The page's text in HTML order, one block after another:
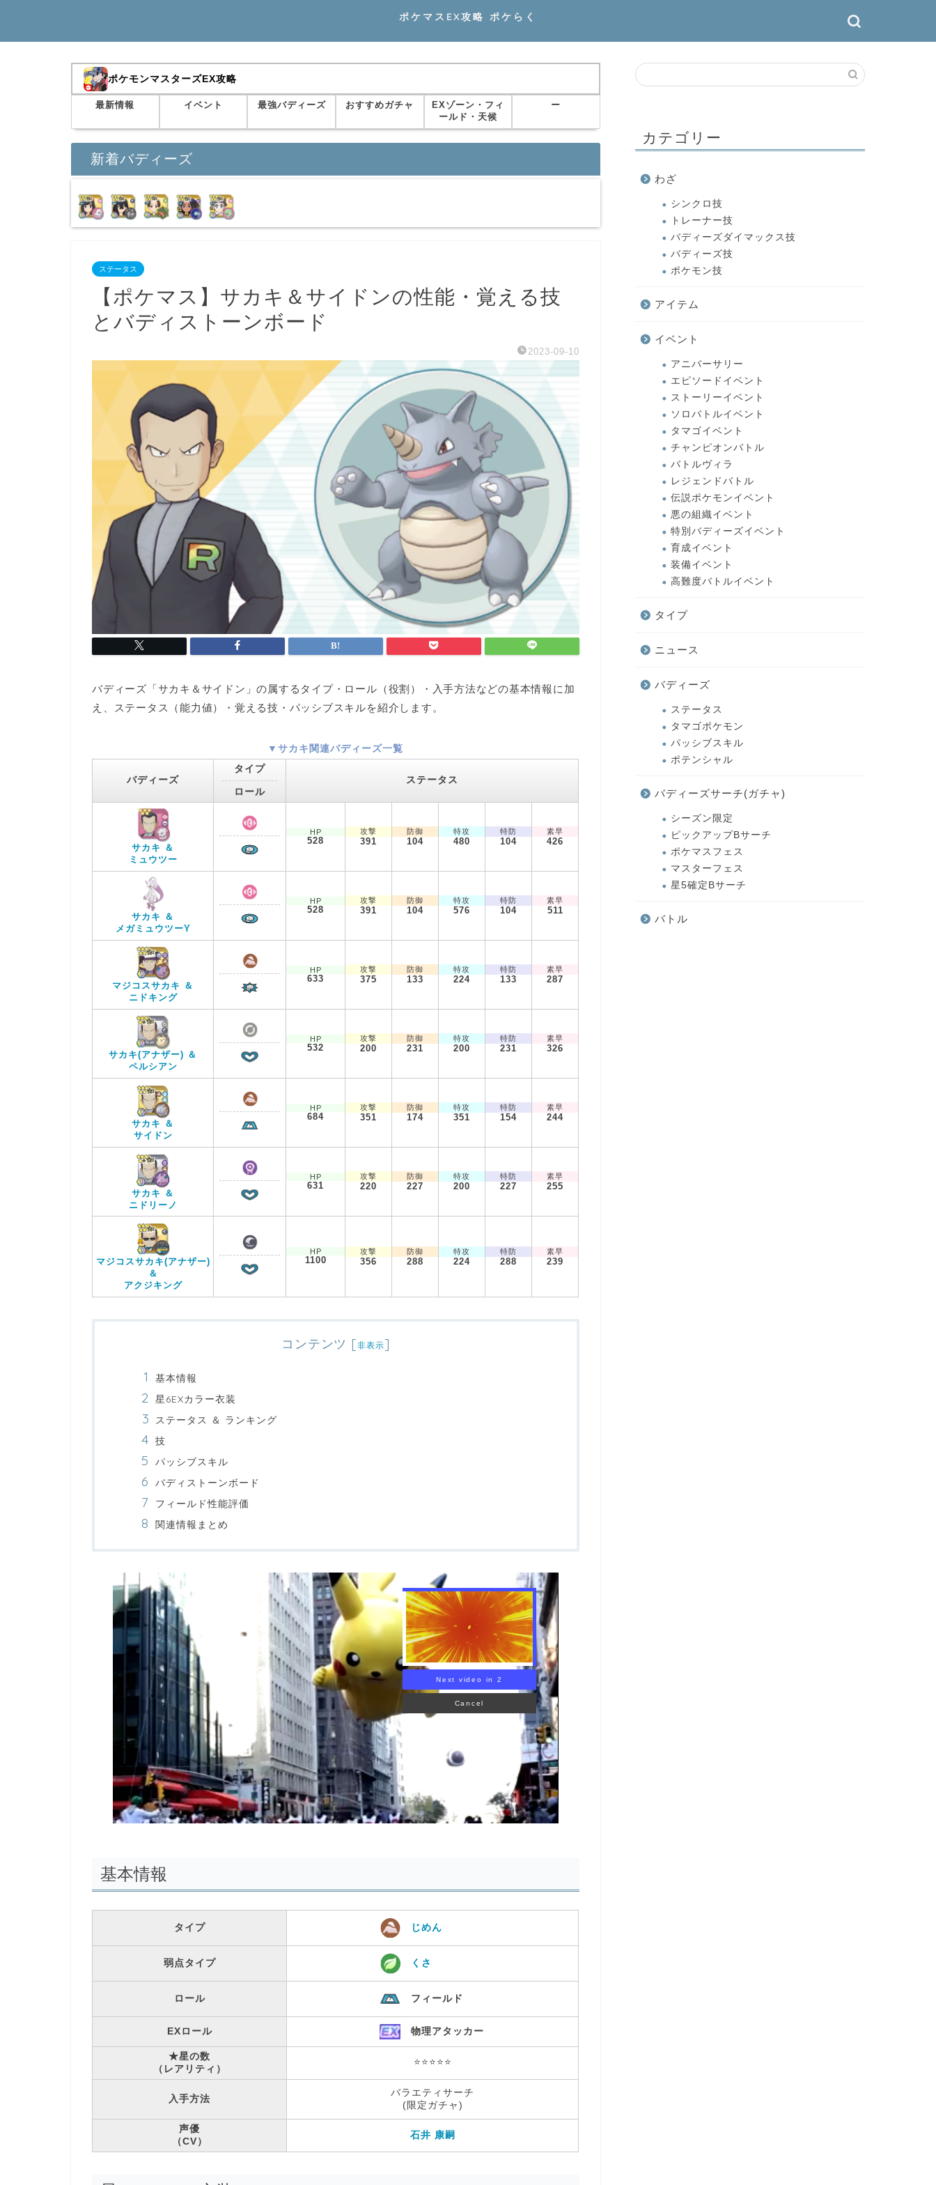
ポケマスEX攻略 ポケらく
ポケモンマスターズEX攻略
最新情報 イベント 最強バディーズ おすすめガチャ
EXゾーン・フィ
ールド・天候
ー
新着バディーズ
ステータス
【ポケマス】サカキ＆サイドンの性能・覚える技
とバディストーンボード
2023-09-10
バディーズ「サカキ＆サイドン」の属するタイプ・ロール（役割）・入手方法などの基本情報に加
え、ステータス（能力値）・覚える技・パッシブスキルを紹介します。
▼サカキ関連バディーズ一覧
バディーズ
タイプ
ロール
ステータス
サカキ ＆
ミュウツー
HP
528
攻撃
391
防御
104
特攻
480
特防
104
素早
426
サカキ ＆
メガミュウツーY
HP
528
攻撃
391
防御
104
特攻
576
特防
104
素早
511
マジコスサカキ ＆
ニドキング
HP
633
攻撃
375
防御
133
特攻
224
特防
133
素早
287
サカキ(アナザー) ＆
ペルシアン
HP
532
攻撃
200
防御
231
特攻
200
特防
231
素早
326
サカキ ＆
サイドン
HP
684
攻撃
351
防御
174
特攻
351
特防
154
素早
244
サカキ ＆
ニドリーノ
HP
631
攻撃
220
防御
227
特攻
200
特防
227
素早
255
マジコスサカキ(アナザー)
＆
アクジキング
HP
1100
攻撃
356
防御
288
特攻
224
特防
288
素早
239
コンテンツ [非表示]
基本情報
星6EXカラー衣装
ステータス ＆ ランキング
技
パッシブスキル
バディストーンボード
フィールド性能評価
関連情報まとめ
Next video in 1
Cancel
基本情報
タイプ じめん
弱点タイプ くさ
ロール フィールド
EXロール 物理アタッカー
★星の数
（レアリティ）
⭐️⭐️⭐️⭐️⭐️
入手方法
バラエティサーチ
(限定ガチャ)
声優
（CV）
石井 康嗣
カテゴリー
わざ
シンクロ技
トレーナー技
バディーズダイマックス技
バディーズ技
ポケモン技
アイテム
イベント
アニバーサリー
エピソードイベント
ストーリーイベント
ソロバトルイベント
タマゴイベント
チャンピオンバトル
バトルヴィラ
レジェンドバトル
伝説ポケモンイベント
悪の組織イベント
特別バディーズイベント
育成イベント
装備イベント
高難度バトルイベント
タイプ
ニュース
バディーズ
ステータス
タマゴポケモン
パッシブスキル
ポテンシャル
バディーズサーチ(ガチャ)
シーズン限定
ピックアップBサーチ
ポケマスフェス
マスターフェス
星5確定Bサーチ
バトル